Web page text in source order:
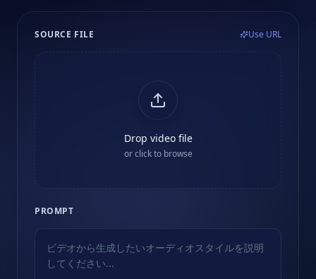
SOURCE FILE Use URL
Drop video file
or click to browse
PROMPT